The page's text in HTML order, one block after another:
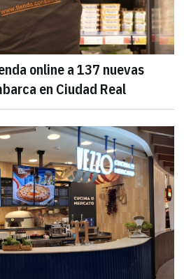
online a 137 nuevas
en Ciudad Real